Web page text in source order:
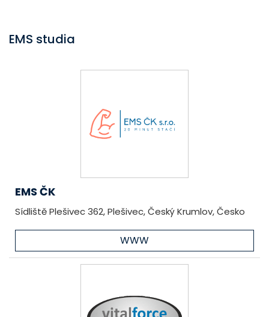
EMS studia
EMS ČK
Sídliště Plešivec 362, Plešivec, Český Krumlov, Česko
WWW